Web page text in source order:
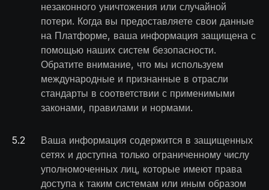
незаконного уничтожения или случайной
потери. Когда вы предоставляете свои данные
на Платформе, ваша информация защищена с
помощью наших систем безопасности.
Обратите внимание, что мы используем
международные и признанные в отрасли
стандарты в соответствии с применимыми
законами, правилами и нормами.
5.2
Ваша информация содержится в защищенных
сетях и доступна только ограниченному числу
уполномоченных лиц, которые имеют права
доступа к таким системам или иным образом